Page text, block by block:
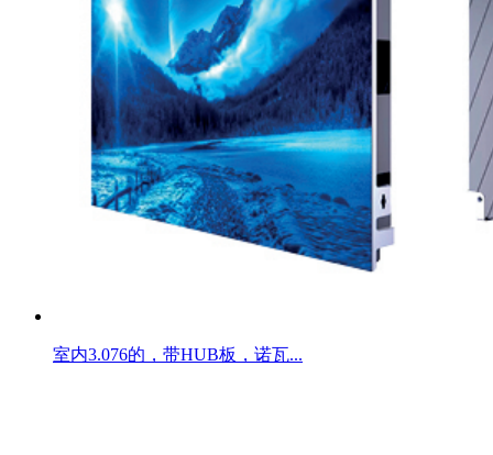
室内3.076的，带HUB板，诺瓦...